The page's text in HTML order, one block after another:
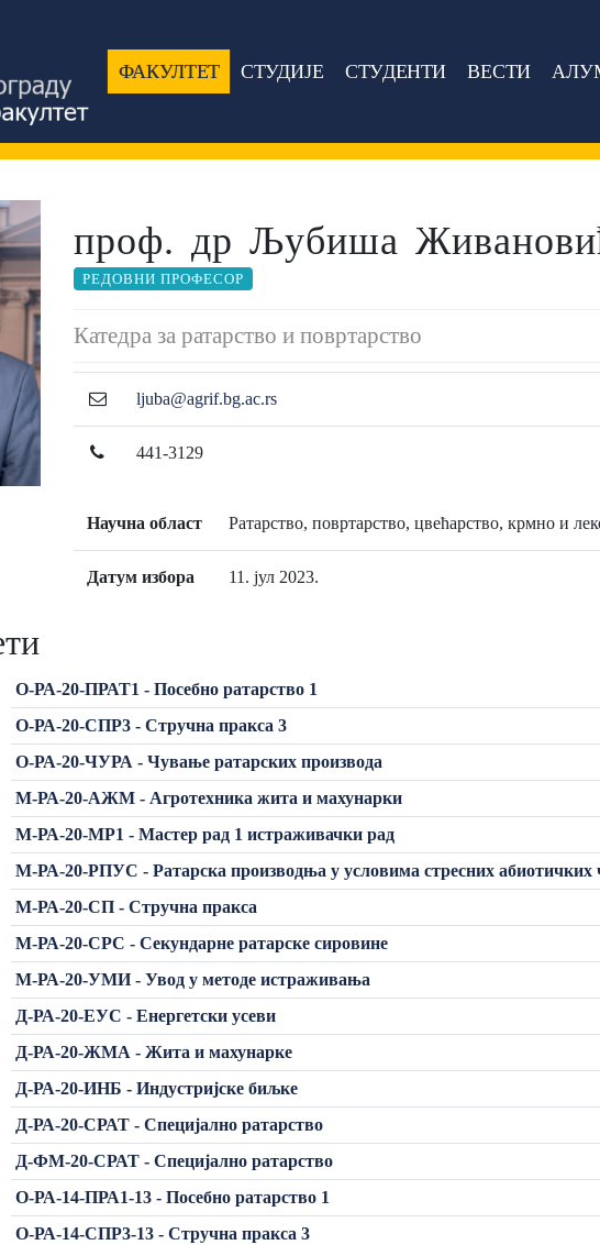
ФАКУЛТЕТ СТУДИЈЕ СТУДЕНТИ ВЕСТИ
проф. др Љубиша
РЕДОВНИ ПРОФЕСОР
Катедра за ратарство и повртарство
ljuba@agrif.bg.ac.rs
441-3129
Научна област Ратарство, повртарство, цвећарство, крмно и
Датум избора 11. јул 2023.
О-РА-20-ПРАТ1 - Посебно ратарство 1
О-РА-20-СПР3 - Стручна пракса 3
О-РА-20-ЧУРА - Чување ратарских производа
М-РА-20-АЖМ - Агротехника жита и махунарки
М-РА-20-МР1 - Мастер рад 1 истраживачки рад
М-РА-20-РПУС - Ратарска производња у условима стресних абиотичких
М-РА-20-СП - Стручна пракса
М-РА-20-СРС - Секундарне ратарске сировине
М-РА-20-УМИ - Увод у методе истраживања
Д-РА-20-ЕУС - Енергетски усеви
Д-РА-20-ЖМА - Жита и махунарке
Д-РА-20-ИНБ - Индустријске биљке
Д-РА-20-СРАТ - Специјално ратарство
Д-ФМ-20-СРАТ - Специјално ратарство
О-РА-14-ПРА1-13 - Посебно ратарство 1
О-РА-14-СПР3-13 - Стручна пракса 3